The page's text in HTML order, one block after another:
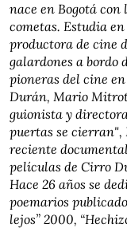
nace en Bogotá con
cometas. Estudia
productora de cine
galardones a bordo
pioneras del cine
Durán, Mario
guionista y
puertas se
reciente
películas de Cirro
Hace 26 años se
poemarios
lejos” 2000,